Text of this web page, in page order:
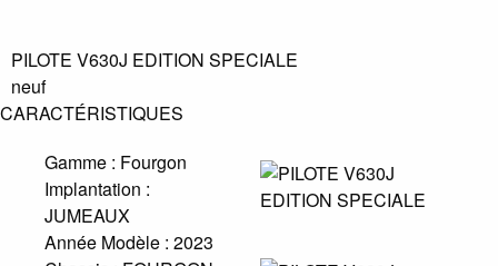
PILOTE V630J EDITION SPECIALE
neuf
CARACTÉRISTIQUES
Gamme : Fourgon
Implantation :
JUMEAUX
Année Modèle : 2023